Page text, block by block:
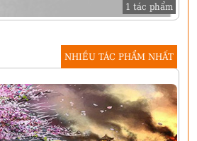
1 tác phẩm
NHIỀU TÁC PHẨM NHẤT